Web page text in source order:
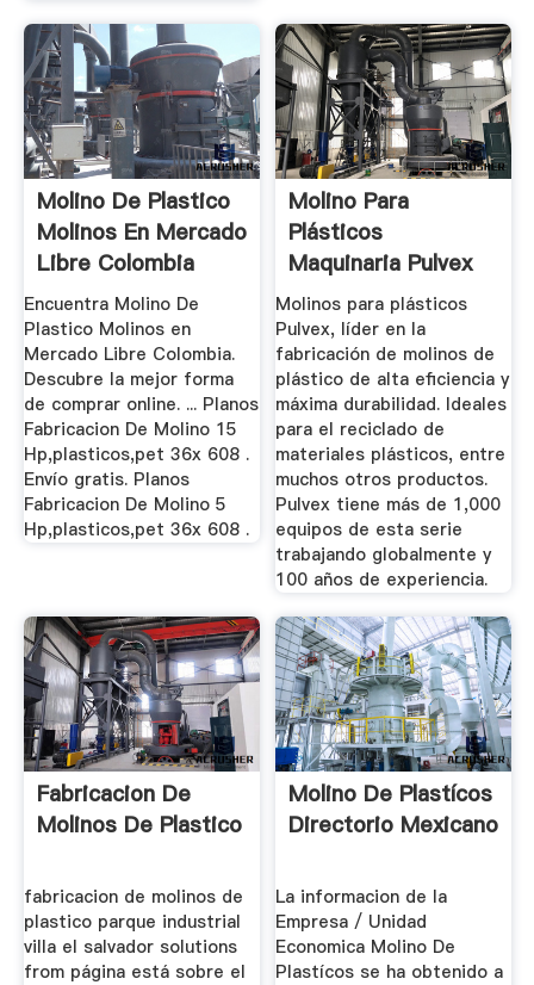
Molino De Plastico
Molinos En Mercado
Libre Colombia
Encuentra Molino De
Plastico Molinos en
Mercado Libre Colombia.
Descubre la mejor forma
de comprar online. ... Planos
Fabricacion De Molino 15
Hp,plasticos,pet 36x 608 .
Envío gratis. Planos
Fabricacion De Molino 5
Hp,plasticos,pet 36x 608 .
Molino Para
Plásticos
Maquinaria Pulvex
SA De CV
Molinos para plásticos
Pulvex, líder en la
fabricación de molinos de
plástico de alta eficiencia y
máxima durabilidad. Ideales
para el reciclado de
materiales plásticos, entre
muchos otros productos.
Pulvex tiene más de 1,000
equipos de esta serie
trabajando globalmente y
100 años de experiencia.
Fabricacion De
Molinos De Plastico
fabricacion de molinos de
plastico parque industrial
villa el salvador solutions
from página está sobre el
Molino De Plastícos
Directorio Mexicano
La informacion de la
Empresa / Unidad
Economica Molino De
Plastícos se ha obtenido a